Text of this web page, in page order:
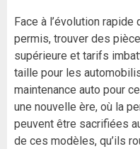
Face à l’évolution
permis, trouver des
supérieure et tarifs
taille pour les
maintenance auto pour
une nouvelle ère, où la
peuvent être sacrifiées
de ces modèles, qu’ils